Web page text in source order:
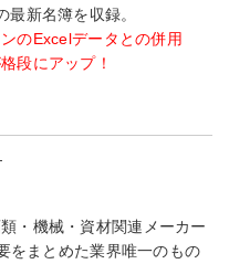
最新名簿を収録。
のExcelデータとの併用
段にアップ！
・機械・資材関連メーカー
をまとめた業界唯一のもの